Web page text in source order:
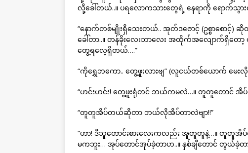
လို့ခေါ်တယ်..။ ပရလောကသားတွေရဲ့ နေရာကို ရောက်သွား
“နောက်တစ်မျိုးရှိသေးတယ်.. အုတ်ဒဇောင့် (ဥစ္စာစောင့်
ခေါ်တာ..။ တန်ခိုးလေးဘာလေး အထိုက်အလျောက်ရှိတ
တွေ့ရလေ့ရှိတယ်….”
“ကိုရွှေဘကော.. တွေ့ဖူးလားဗျ” (လူငယ်တစ်ယောက် မေ
“ဟင်းဟင်း! တွေ့ဖူးရုံတင် ဘယ်ကမလဲ…။ တူတူတောင် အိ
“တူတူအိပ်တယ်ဆိုတာ ဘယ်လိုအိပ်တာလဲဗျာ!!”
“ဟာ! ဒီသူတောင်းစားလေးကလည်း အူတူတူနဲ့…။ တူတူအိပ်
မကဘူး… အုပ်တောင်အုပ်ခဲ့တာဟ..။ နှစ်ချီတောင် တွယ်ခဲ့တာ